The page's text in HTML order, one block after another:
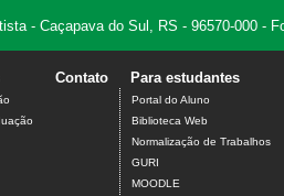
- Caçapava do Sul, RS - 96570-000 -
Contato Para estudantes
Portal do Aluno
Biblioteca Web
Normalização de Trabalhos
GURI
MOODLE